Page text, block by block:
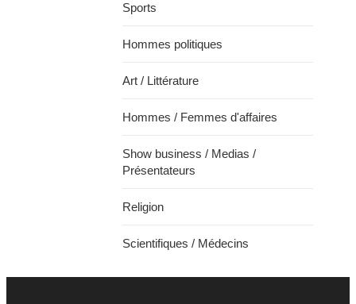
Sports
Hommes politiques
Art / Littérature
Hommes / Femmes d'affaires
Show business / Medias /
Présentateurs
Religion
Scientifiques / Médecins